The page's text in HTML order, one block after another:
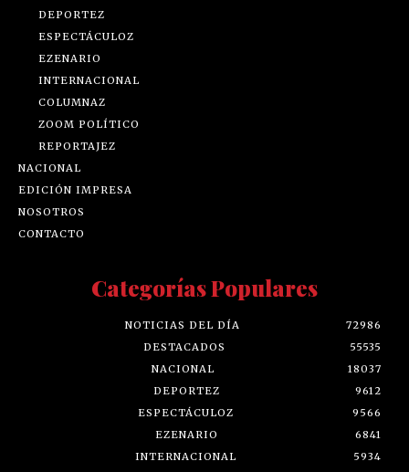
DEPORTEZ
ESPECTÁCULOZ
EZENARIO
INTERNACIONAL
COLUMNAZ
ZOOM POLÍTICO
REPORTAJEZ
NACIONAL
EDICIÓN IMPRESA
NOSOTROS
CONTACTO
Categorías Populares
NOTICIAS DEL DÍA
72986
DESTACADOS
55535
NACIONAL
18037
DEPORTEZ
9612
ESPECTÁCULOZ
9566
EZENARIO
6841
INTERNACIONAL
5934